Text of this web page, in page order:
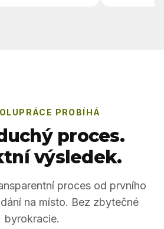
PROBÍHÁ
proces.
výsledek.
proces od prvního
na místo. Bez zbytečné
byrokracie.